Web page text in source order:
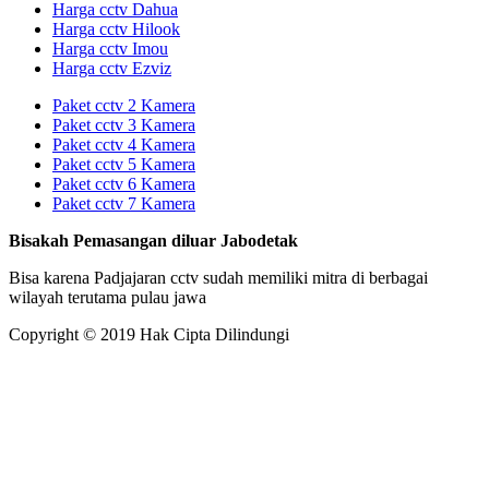
Harga cctv Dahua
Harga cctv Hilook
Harga cctv Imou
Harga cctv Ezviz
Paket cctv 2 Kamera
Paket cctv 3 Kamera
Paket cctv 4 Kamera
Paket cctv 5 Kamera
Paket cctv 6 Kamera
Paket cctv 7 Kamera
Bisakah Pemasangan diluar Jabodetak
Bisa karena Padjajaran cctv sudah memiliki mitra di berbagai
wilayah terutama pulau jawa
Copyright © 2019 Hak Cipta Dilindungi